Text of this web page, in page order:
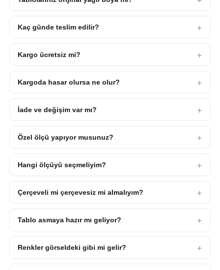
Kaç günde teslim edilir?
Kargo ücretsiz mi?
Kargoda hasar olursa ne olur?
İade ve değişim var mı?
Özel ölçü yapıyor musunuz?
Hangi ölçüyü seçmeliyim?
Çerçeveli mi çerçevesiz mi almalıyım?
Tablo asmaya hazır mı geliyor?
Renkler görseldeki gibi mi gelir?